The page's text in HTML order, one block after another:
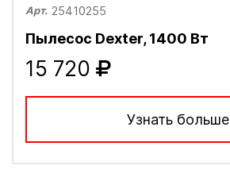
Арт. 25410255
Пылесос Dexter, 1400 Вт
15 720
Узнать больше